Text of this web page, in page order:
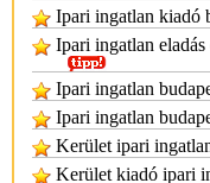
Ipari ingatlan kiadó
Ipari ingatlan eladás
Ipari ingatlan
Ipari ingatlan
Kerület ipari
Kerület kiadó ipari